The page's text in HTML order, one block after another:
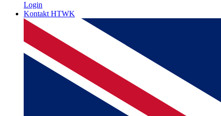
Login
Kontakt HTWK